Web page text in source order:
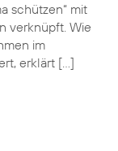
schützen“ mit
verknüpft. Wie
im
erklärt […]